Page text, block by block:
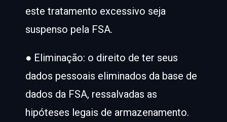
este tratamento excessivo seja
suspenso pela FSA.
● Eliminação: o direito de ter seus
dados pessoais eliminados da base de
dados da FSA, ressalvadas as
hipóteses legais de armazenamento.